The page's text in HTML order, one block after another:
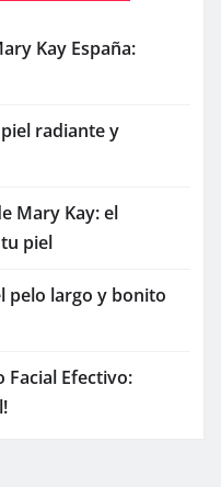
Kay España:
radiante y
Mary Kay: el
piel
pelo largo y bonito
Facial Efectivo: